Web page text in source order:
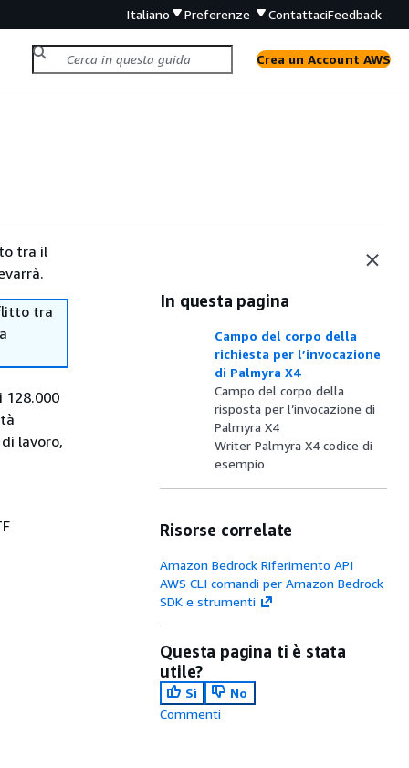
Italiano Preferenze ContattaciFeedback
Crea un Account AWS
tra il
tra
128.000
lavoro,
In questa pagina
Campo del corpo della
richiesta per l’invocazione
di Palmyra X4
Campo del corpo della
risposta per l’invocazione di
Palmyra X4
Writer Palmyra X4 codice di
esempio
Risorse correlate
Amazon Bedrock Riferimento API
AWS CLI comandi per Amazon Bedrock
SDK e strumenti
Questa pagina ti è stata
utile?
Sì
No
Commenti